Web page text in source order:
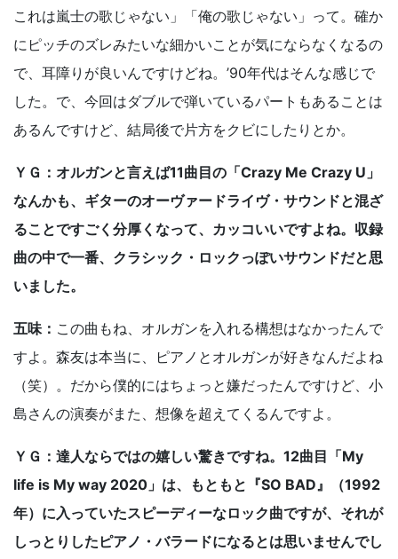
これは嵐士の歌じゃない」「俺の歌じゃない」って。確か
にピッチのズレみたいな細かいことが気にならなくなるの
で、耳障りが良いんですけどね。’90年代はそんな感じで
した。で、今回はダブルで弾いているパートもあることは
あるんですけど、結局後で片方をクビにしたりとか。
ＹＧ：オルガンと言えば11曲目の「Crazy Me Crazy U」
なんかも、ギターのオーヴァードライヴ・サウンドと混ざ
ることですごく分厚くなって、カッコいいですよね。収録
曲の中で一番、クラシック・ロックっぽいサウンドだと思
いました。
五味： この曲もね、オルガンを入れる構想はなかったんで
すよ。森友は本当に、ピアノとオルガンが好きなんだよね
（笑）。だから僕的にはちょっと嫌だったんですけど、小
島さんの演奏がまた、想像を超えてくるんですよ。
ＹＧ：達人ならではの嬉しい驚きですね。12曲目「My
life is My way 2020」は、もともと『SO BAD』（1992
年）に入っていたスピーディーなロック曲ですが、それが
しっとりしたピアノ・バラードになるとは思いませんでし